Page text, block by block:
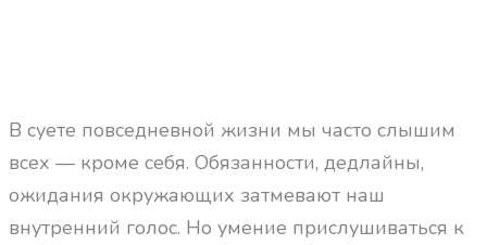
В суете повседневной жизни мы часто слышим
всех — кроме себя. Обязанности, дедлайны,
ожидания окружающих затмевают наш
внутренний голос. Но умение прислушиваться к